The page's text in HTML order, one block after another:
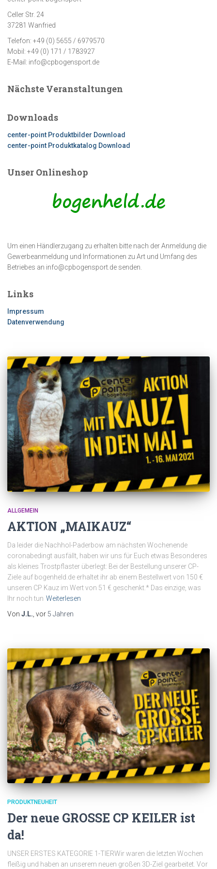
Celler Str. 24
37281 Wanfried
Telefon: +49 (0) 5655 / 6979570
Mobil: +49 (0) 171 / 1783927
E-Mail: info@cpbogensport.de
Nächste Veranstaltungen
Downloads
center-point Produktbilder Download
center-point Produktkatalog Download
Unser Onlineshop
Um einen Händlerzugang zu erhalten bitte nach der Anmeldung die
Gewerbeanmeldung und Informationen zu Art und Umfang des
Betriebes an info@cpbogensport.de senden.
Links
Impressum
Datenverwendung
ALLGEMEIN
AKTION „MAIKAUZ“
Da leider die Nachhol-Paderbow am nächsten Wochenende
coronabedingt ausfällt, haben wir uns für Euch etwas Besonderes
als kleines Trostpflaster überlegt: Bei der Bestellung unserer CP-
Ziele auf bogenheld.de erhaltet ihr ab einem Bestellwert von 150 €
unseren CP Kauz im Wert von 51 € geschenkt.* Das einzige, was
Ihr noch tun Weiterlesen
Von J.L. , vor 5 Jahren
PRODUKTNEUHEIT
Der neue GROSSE CP KEILER ist
da!
UNSER ERSTES KATEGORIE 1-TIERWir waren die letzten Wochen
fleißig und haben an unserem neuen großen 3D-Ziel gearbeitet. Vor